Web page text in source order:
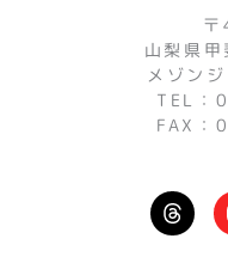
山梨県
メゾン
TEL
FAX